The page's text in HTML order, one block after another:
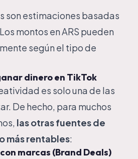
son estimaciones basadas
montos en ARS pueden
según el tipo de
dinero en TikTok
es solo una de las
De hecho, para muchos
las otras fuentes de
más rentables:
marcas (Brand Deals)